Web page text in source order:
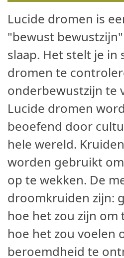
Lucide dromen is
"bewust
slaap. Het stelt je in
dromen te
onderbewustzijn te
Lucide dromen
beoefend door
hele wereld.
worden gebruikt
op te wekken. De
droomkruiden zijn:
hoe het zou zijn om
hoe het zou voelen
beroemdheid te